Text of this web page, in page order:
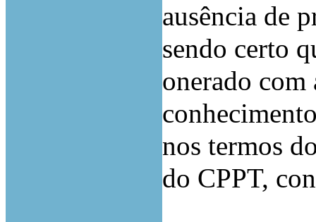
ausência de
sendo certo
onerado
nos termos
do CPPT,